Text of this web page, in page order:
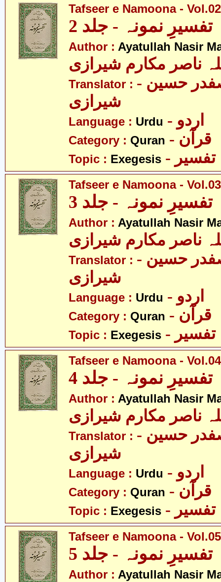
Tafseer e Namoona - Vol.02
تفسیرِ نمونہ - جلد 2
Author : Ayatullah Nasir
ناصر مکارم شیرازی
Translator : - مولانا سید صفدر حسین
شیرازی
Language : Urdu - اردو
Category : Quran - قرآن
Topic : Exegesis - تفسیر
Tafseer e Namoona - Vol.03
تفسیرِ نمونہ - جلد 3
Author : Ayatullah Nasir
ناصر مکارم شیرازی
Translator : - مولانا سید صفدر حسین
شیرازی
Language : Urdu - اردو
Category : Quran - قرآن
Topic : Exegesis - تفسیر
Tafseer e Namoona - Vol.04
تفسیرِ نمونہ - جلد 4
Author : Ayatullah Nasir
ناصر مکارم شیرازی
Translator : - مولانا سید صفدر حسین
شیرازی
Language : Urdu - اردو
Category : Quran - قرآن
Topic : Exegesis - تفسیر
Tafseer e Namoona - Vol.05
تفسیرِ نمونہ - جلد 5
Author : Ayatullah Nasir